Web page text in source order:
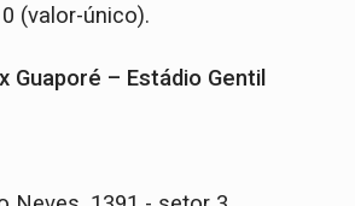
(valor-único).
Guaporé – Estádio Gentil